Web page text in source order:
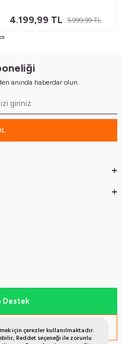
için çerezler kullanılmaktadır.
Reddet seçeneği ile zorunlu
4.199,99 TL 5.999,99TL
anında haberdar olun.
Destek